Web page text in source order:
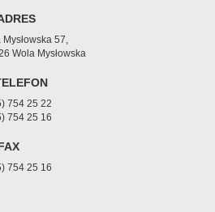
Mysłowska 57,
Wola Mysłowska
754 25 22
754 25 16
754 25 16